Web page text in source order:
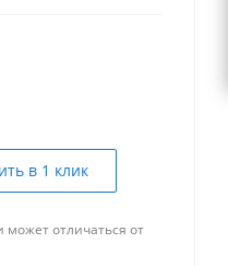
в 1 клик
может отличаться от